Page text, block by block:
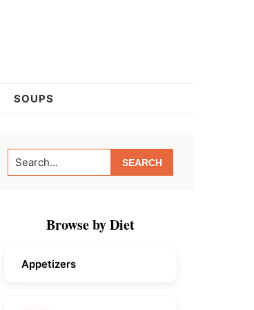
SOUPS
Primary
Sidebar
Search...
Browse by Diet
Appetizers